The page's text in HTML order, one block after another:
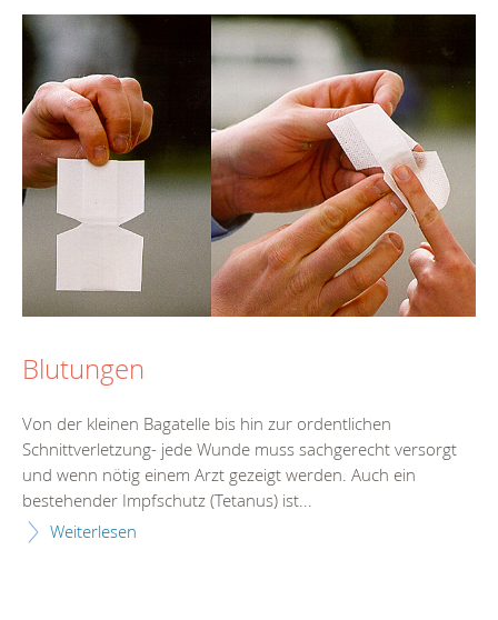
Blutungen
Von der kleinen Bagatelle bis hin zur ordentlichen
Schnittverletzung- jede Wunde muss sachgerecht versorgt
und wenn nötig einem Arzt gezeigt werden. Auch ein
bestehender Impfschutz (Tetanus) ist...
Weiterlesen